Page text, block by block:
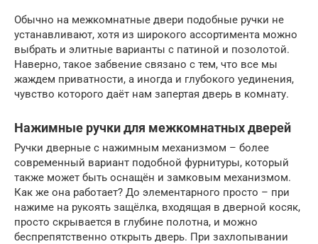
Обычно на межкомнатные двери подобные ручки не
устанавливают, хотя из широкого ассортимента можно
выбрать и элитные варианты с патиной и позолотой.
Наверно, такое забвение связано с тем, что все мы
жаждем приватности, а иногда и глубокого уединения,
чувство которого даёт нам запертая дверь в комнату.
Нажимные ручки для межкомнатных дверей
Ручки дверные с нажимным механизмом – более
современный вариант подобной фурнитуры, который
также может быть оснащён и замковым механизмом.
Как же она работает? До элементарного просто – при
нажиме на рукоять защёлка, входящая в дверной косяк,
просто скрывается в глубине полотна, и можно
беспрепятственно открыть дверь. При захлопывании